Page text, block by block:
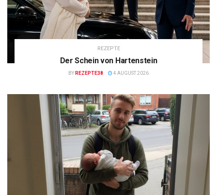
REZEPTE
Der Schein von Hartenstein
BY REZEPTE38 4 AUGUST 2026